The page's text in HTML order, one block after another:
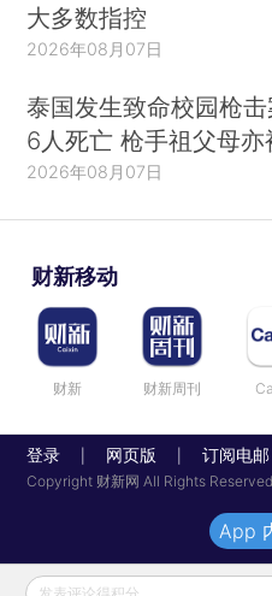
大多数指控
2026年08月07日
泰国发生致命校园枪
6人死亡 枪手祖父母亦
2026年08月07日
财新移动
财新 财新周刊
登录 网页版 订阅电邮
Copyright 财新网 All Rights Reserved
发表评论得积分
App